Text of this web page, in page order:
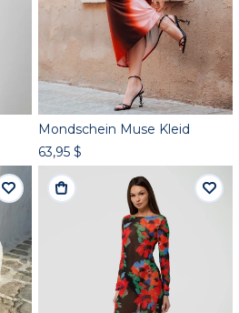
Mondschein Muse Kleid
63,95 $